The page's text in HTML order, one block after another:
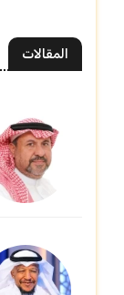
المقالات